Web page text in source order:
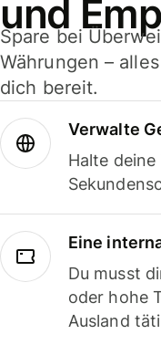
und
Spare bei
Währungen –
dich bereit.
Verwalte
Halte
Eine
Du musst
oder hohe
Ausland